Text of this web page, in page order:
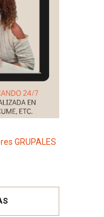
GRUPALES